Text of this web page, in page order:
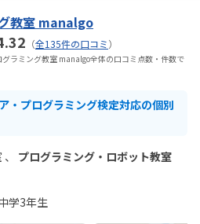
教室 manalgo
（全135件の口コミ）
ラミング教室 manalgo全体の口コミ点数・件数で
・プログラミング検定対応の個別
プログラミング・ロボット教室
学3年生